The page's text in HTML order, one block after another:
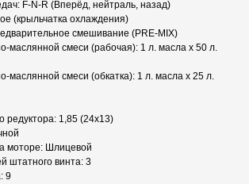
F-N-R (Вперёд, нейтраль, назад)
(крыльчатка охлаждения)
смешивание (PRE-MIX)
маслянной смеси (рабочая): 1 л. масла х 50 л.
маслянной смеси (обкатка): 1 л. масла х 25 л.
редуктора: 1,85 (24х13)
моторе: Шлицевой
штатного винта: 3
9